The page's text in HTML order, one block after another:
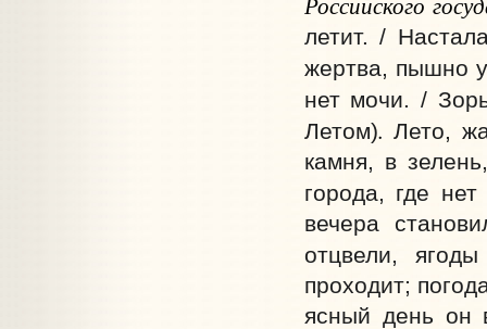
летит. /
жертва, пышно
нет мочи. /
Летом). Лето,
камня, в
города, где
вечера
отцвели,
проходит;
ясный день он